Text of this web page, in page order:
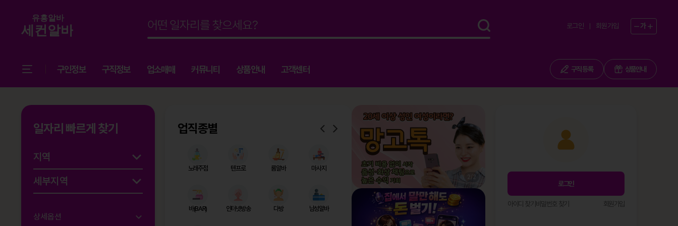
로그인 회원가입 가
구인정보 구직정보 업소매매 커뮤니티 상품안내 고객센터 구직 등록 상품안내
일자리 빠르게 찾기
상세옵션
업직종별
노래주점 텐프로 룸알바 마사지
바(BAR) 인터넷방송 다방 남성알바
2
로그인
아이디 찾기 비밀번호 찾기 회원가입